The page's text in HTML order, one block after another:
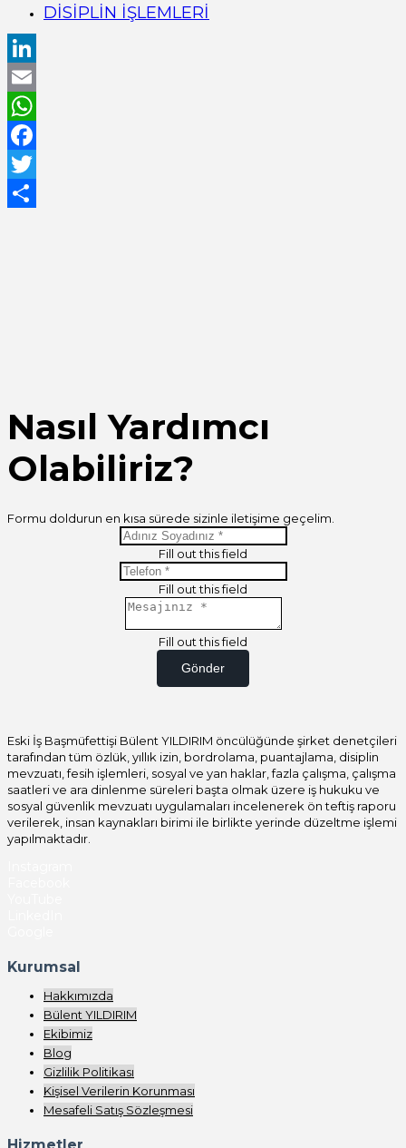
DİSİPLİN İŞLEMLERİ
LinkedIn
Email
WhatsApp
Facebook
Twitter
Nasıl Yardımcı
Olabiliriz?
Formu doldurun en kısa sürede sizinle iletişime geçelim.
Fill out this field
Fill out this field
Fill out this field
Gönder
Eski İş Başmüfettişi Bülent YILDIRIM öncülüğünde şirket denetçileri
tarafından tüm özlük, yıllık izin, bordrolama, puantajlama, disiplin
mevzuatı, fesih işlemleri, sosyal ve yan haklar, fazla çalışma, çalışma
saatleri ve ara dinlenme süreleri başta olmak üzere iş hukuku ve
sosyal güvenlik mevzuatı uygulamaları incelenerek ön teftiş raporu
verilerek, insan kaynakları birimi ile birlikte yerinde düzeltme işlemi
yapılmaktadır.
Kurumsal
Hakkımızda
Bülent YILDIRIM
Ekibimiz
Blog
Gizlilik Politikası
Kişisel Verilerin Korunması
Mesafeli Satış Sözleşmesi